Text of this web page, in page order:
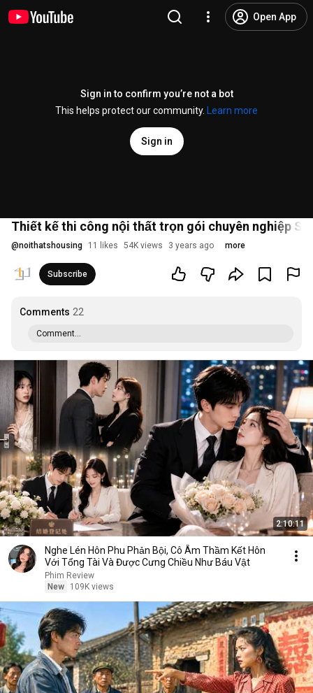
Open App
Sign in to confirm you’re not a bot
This helps protect our community.
Learn more
Sign in
Thiết kế thi công nội thất trọn gói chuyên nghiệp S-
@noithatshousing 11 likes 54K views 3 years ago more
Subscribe
Comments 22
Comment...
2:10:11
Nghe Lén Hôn Phu Phản Bội, Cô Âm Thầm Kết Hôn
Với Tổng Tài Và Được Cưng Chiều Như Báu Vật
Phim Review
New
109K views